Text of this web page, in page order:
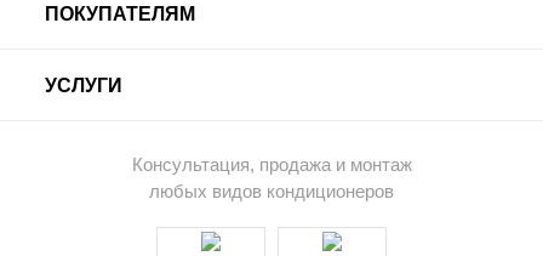
ПОКУПАТЕЛЯМ
УСЛУГИ
Консультация, продажа и монтаж
любых видов кондиционеров